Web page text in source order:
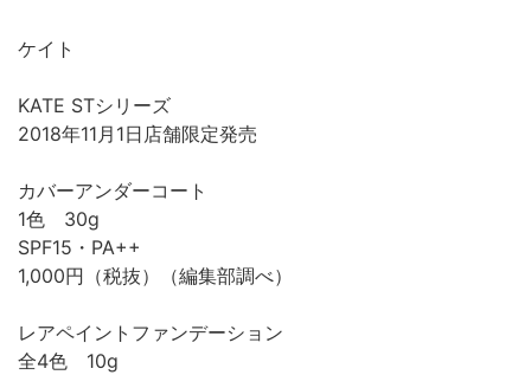
ケイト
KATE STシリーズ
2018年11月1日店舗限定発売
カバーアンダーコート
1色 30g
SPF15・PA++
1,000円（税抜）（編集部調べ）
レアペイントファンデーション
全4色 10g